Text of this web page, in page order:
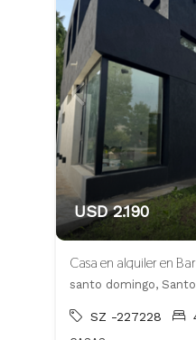
USD 2.190
SZ -227228